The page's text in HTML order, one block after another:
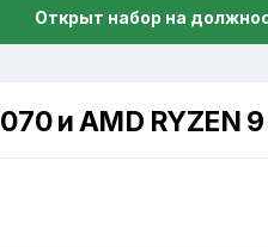
Открыт набор на
и AMD RYZEN